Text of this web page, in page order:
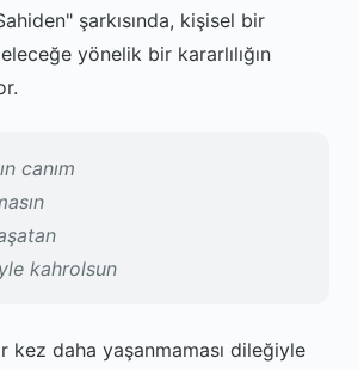
şarkısında, kişisel bir
yönelik bir kararlılığın
canım
kahrolsun
kez daha yaşanmaması dileğiyle